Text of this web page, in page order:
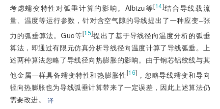
考虑蠕变特性对弧垂计算的影响。Albizu等[14]结合导线载流
量、温度等运行参数，针对含空气隙的导线提出了一种应变–张
力的弧垂算法。Guo等[15]提出了基于导线径向温度分析的弧垂
算法，即通过有限元仿真分析导线径向温度计算了导线弧垂。上
述两种算法忽略了导线径向热膨胀的影响。由于钢芯铝绞线与其
他金属一样具备蠕变特性和热膨胀性[16] ，忽略导线蠕变和导向
径向热膨胀也为导线弧垂计算带来了一定误差，因此上述算法仍
需要改进。
译